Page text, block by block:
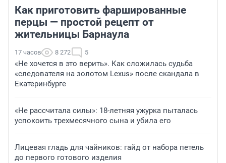
Как приготовить фаршированные
перцы — простой рецепт от
жительницы Барнаула
17 часов 8 272 5
«Не хочется в это верить». Как сложилась судьба
«следователя на золотом Lexus» после скандала в
Екатеринбурге
«Не рассчитала силы»: 18-летняя ужурка пыталась
успокоить трехмесячного сына и убила его
Лицевая гладь для чайников: гайд от набора петель
до первого готового изделия